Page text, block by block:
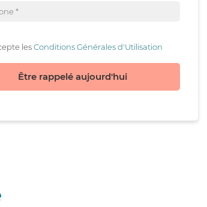
lesConditions Générales d'Utilisation
Être rappelé aujourd'hui